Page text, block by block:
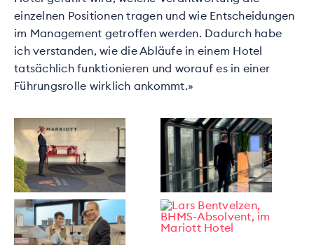
einzelnen Positionen tragen und wie Entscheidungen
im Management getroffen werden. Dadurch habe
ich verstanden, wie die Abläufe in einem Hotel
tatsächlich funktionieren und worauf es in einer
Führungsrolle wirklich ankommt.»